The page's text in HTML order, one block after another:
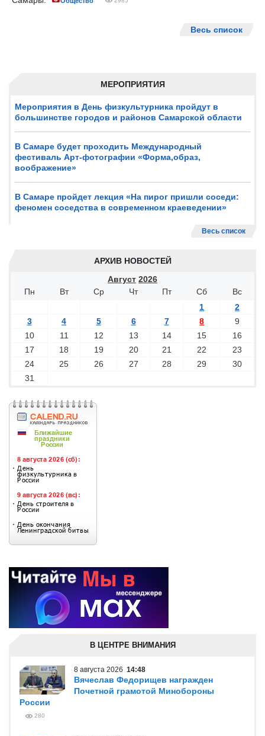
МЕРОПРИЯТИЯ
Мероприятия в День физкультурника пройдут в
большинстве городов и районов Самарской области
В Самаре будет проходить Международный
фестиваль Арт-фотографии «Форма,образ,
воображение»
В Самаре пройдет лекция «На пирог пришли соседи:
феномен соседства в современном краеведении»
Весь список
АРХИВ НОВОСТЕЙ
Август 2026
Пн
Вт Ср Чт Пт Сб
Вс
1
2
3
4 5 6 7 8
9
10
11 12 13 14 15
16
17
18 19 20 21 22
23
24
25 26 27 28 29
30
31
Весь список
В ЦЕНТРЕ ВНИМАНИЯ
8 августа 2026 14:48
Вячеслав Федорищев награжден
Почетной грамотой Минобороны
России
280